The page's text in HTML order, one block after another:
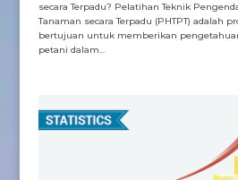
secara Terpadu? Pelatihan Teknik
Tanaman secara Terpadu (PHTPT) adalah
bertujuan untuk memberikan
petani dalam...